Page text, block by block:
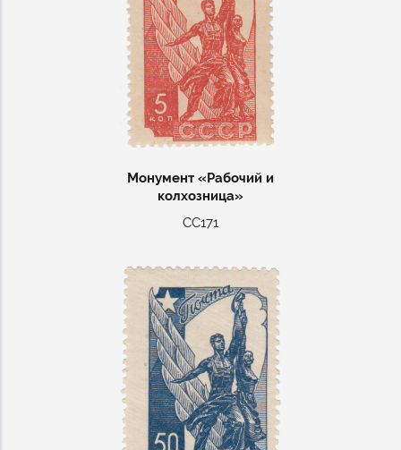
Монумент «Рабочий и
колхозница»
СС171